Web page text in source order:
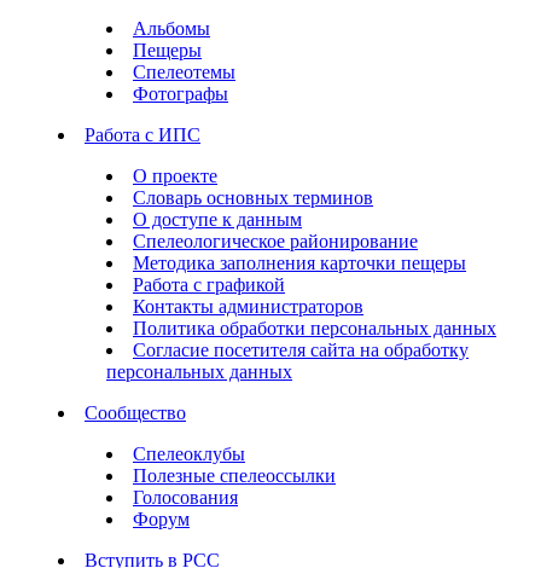
Альбомы
Пещеры
Спелеотемы
Фотографы
Работа с ИПС
О проекте
Словарь основных терминов
О доступе к данным
Спелеологическое районирование
Методика заполнения карточки пещеры
Работа с графикой
Контакты администраторов
Политика обработки персональных данных
Согласие посетителя сайта на обработку
персональных данных
Сообщество
Спелеоклубы
Полезные спелеоссылки
Голосования
Форум
Вступить в РСС